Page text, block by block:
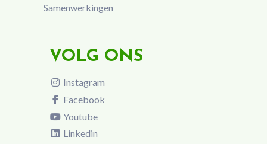
Samenwerkingen
VOLG ONS
Instagram
Facebook
Youtube
Linkedin